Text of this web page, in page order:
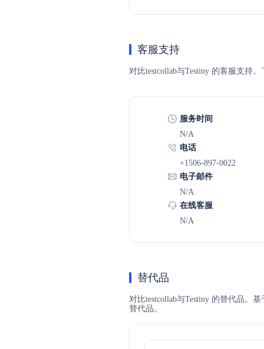
客服支持
对比testcollab与Testiny 的客服支持
服务时间
N/A
电话
+1506-897-0022
电子邮件
N/A
在线客服
N/A
替代品
对比testcollab与Testiny 的替代品。
替代品。